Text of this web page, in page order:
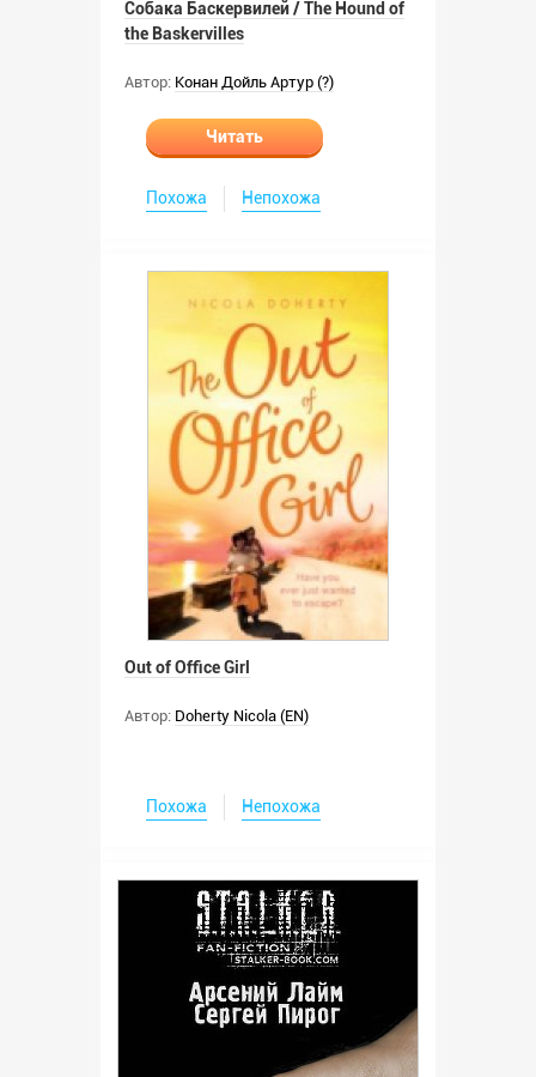
Собака Баскервилей / The Hound of
the Baskervilles
Автор: Конан Дойль Артур (?)
Читать
Похожа Непохожа
Out of Office Girl
Автор: Doherty Nicola (EN)
Похожа Непохожа